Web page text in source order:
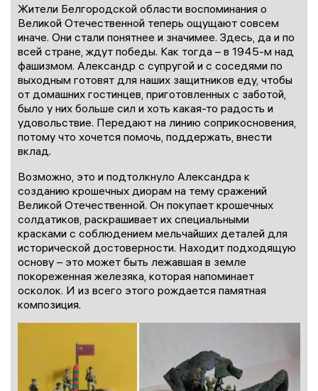
Жители Белгородской области воспоминания о
Великой Отечественной теперь ощущают совсем
иначе. Они стали понятнее и значимее. Здесь, да и по
всей стране, ждут победы. Как тогда – в 1945-м над
фашизмом. Александр с супругой и с соседями по
выходным готовят для наших защитников еду, чтобы
от домашних гостинцев, приготовленных с заботой,
было у них больше сил и хоть какая-то радость и
удовольствие. Передают на линию соприкосновения,
потому что хочется помочь, поддержать, внести
вклад.
Возможно, это и подтолкнуло Александра к
созданию крошечных диорам на тему сражений
Великой Отечественной. Он покупает крошечных
солдатиков, раскрашивает их специальными
красками с соблюдением мельчайших деталей для
исторической достоверности. Находит подходящую
основу – это может быть лежавшая в земле
покореженная железяка, которая напоминает
осколок. И из всего этого рождается памятная
композиция.